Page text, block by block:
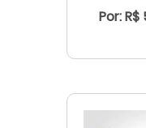
Por: